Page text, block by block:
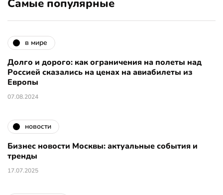
Самые популярные
в мире
Долго и дорого: как ограничения на полеты над
Россией сказались на ценах на авиабилеты из
Европы
07.08.2024
новости
Бизнес новости Москвы: актуальные события и
тренды
17.07.2025